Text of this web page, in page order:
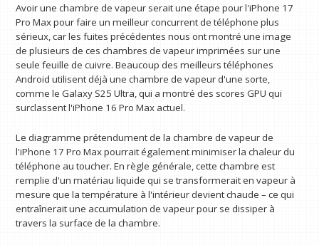
Avoir une chambre de vapeur serait une étape pour l'iPhone 17
Pro Max pour faire un meilleur concurrent de téléphone plus
sérieux, car les fuites précédentes nous ont montré une image
de plusieurs de ces chambres de vapeur imprimées sur une
seule feuille de cuivre. Beaucoup des meilleurs téléphones
Android utilisent déjà une chambre de vapeur d'une sorte,
comme le Galaxy S25 Ultra, qui a montré des scores GPU qui
surclassent l'iPhone 16 Pro Max actuel.
Le diagramme prétendument de la chambre de vapeur de
l'iPhone 17 Pro Max pourrait également minimiser la chaleur du
téléphone au toucher. En règle générale, cette chambre est
remplie d'un matériau liquide qui se transformerait en vapeur à
mesure que la température à l'intérieur devient chaude – ce qui
entraînerait une accumulation de vapeur pour se dissiper à
travers la surface de la chambre.